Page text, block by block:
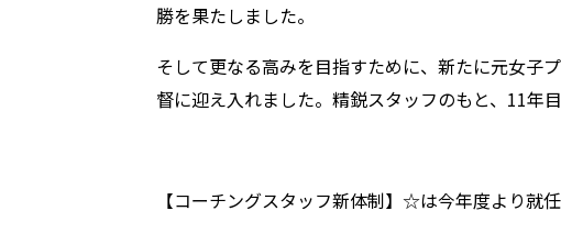
勝を果たしました。
そして更なる高みを目指すために、新たに元女子
督に迎え入れました。精鋭スタッフのもと、11年
【コーチングスタッフ新体制】☆は今年度より就任